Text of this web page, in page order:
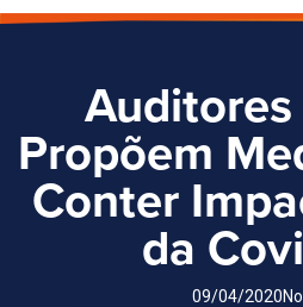
Auditores
Propõem
Conter
da
09/04/2020